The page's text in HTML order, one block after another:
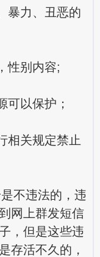
暴力、丑恶的
性别内容;
以保护；
相关规定禁止
不违法的，违
网上群发短信
，但是这些违
存活不久的，